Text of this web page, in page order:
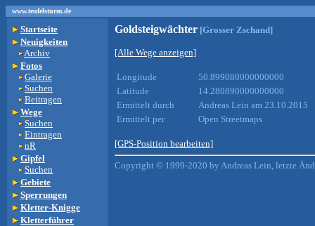
www.teufelsturm.de
Startseite
Neuigkeiten
Archiv
Fotos
Galerie
Suchen
Beitragen
Wege
Suchen
Eintragen
nR
Gipfel
Suchen
Gebiete
Sperrungen
Kletter-Knigge
Kletterführer
Goldsteigwächter [Grosser Zschand]
[Alle Wege anzeigen]
Longitude
50.899080000000000
Latitude
14.280890000000000
Ermittelt durch
Andreas Lein am 23.10.2015
Ermittelt per
Open Streetmaps
[GPS-Position bearbeiten]
Copyright © 1999-2020 by Andreas Lein, letzte